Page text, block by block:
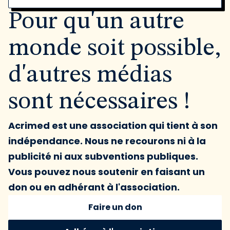
Pour qu'un autre
monde soit possible,
d'autres médias
sont nécessaires !
Acrimed est une association qui tient à son
indépendance. Nous ne recourons ni à la
publicité ni aux subventions publiques.
Vous pouvez nous soutenir en faisant un
don ou en adhérant à l'association.
Faire un don